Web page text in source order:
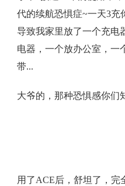
代的续航恐惧症~一天3充
导致我家里放了一个充电
电器，一个放办公室，一
带...
大爷的，那种恐惧感你们
用了ACE后，舒坦了，完